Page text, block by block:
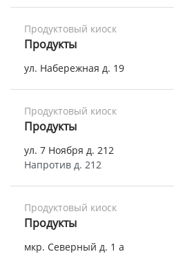
Продуктовый киоск
Продукты
ул. Набережная д. 19
Продуктовый киоск
Продукты
ул. 7 Ноября д. 212
Напротив д. 212
Продуктовый киоск
Продукты
мкр. Северный д. 1 а